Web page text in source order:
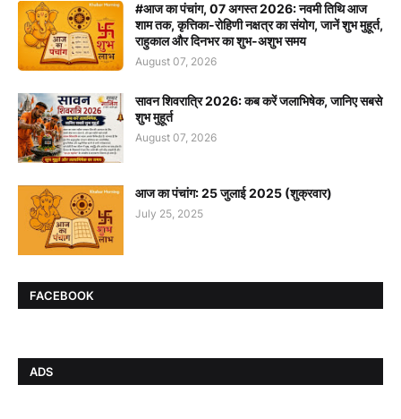
#आज का पंचांग, 07 अगस्त 2026: नवमी तिथि आज
शाम तक, कृत्तिका-रोहिणी नक्षत्र का संयोग, जानें शुभ मुहूर्त,
राहुकाल और दिनभर का शुभ-अशुभ समय
August 07, 2026
सावन शिवरात्रि 2026: कब करें जलाभिषेक, जानिए सबसे
शुभ मुहूर्त
August 07, 2026
आज का पंचांग: 25 जुलाई 2025 (शुक्रवार)
July 25, 2025
FACEBOOK
ADS